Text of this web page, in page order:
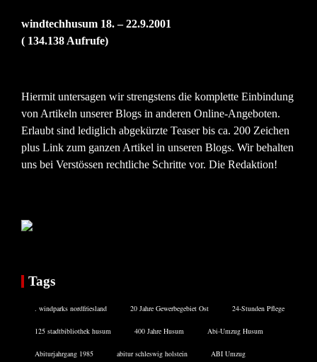
windtechhusum 18. – 22.9.2001
( 134.138 Aufrufe)
Hiermit untersagen wir strengstens die komplette Einbindung
von Artikeln unserer Blogs in anderen Online-Angeboten.
Erlaubt sind lediglich abgekürzte Teaser bis ca. 200 Zeichen
plus Link zum ganzen Artikel in unseren Blogs. Wir behalten
uns bei Verstössen rechtliche Schritte vor. Die Redaktion!
Tags
. windparks nordfriesland 20 Jahre Gewerbegebiet Ost 24-Stunden Pflege
125 stadtbibliothek husum 400 Jahre Husum Abi-Umzug Husum
Abiturjahrgang 1985 abitur schleswig holstein ABI Umzug